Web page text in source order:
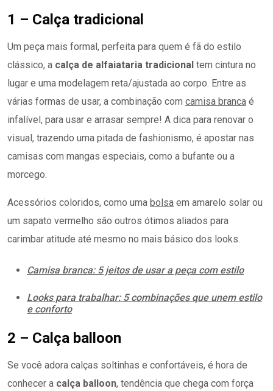
1 – Calça tradicional
Um peça mais formal, perfeita para quem é fã do estilo
clássico, a calça de alfaiataria tradicional tem cintura no
lugar e uma modelagem reta/ajustada ao corpo. Entre as
várias formas de usar, a combinação com camisa branca é
infalível, para usar e arrasar sempre! A dica para renovar o
visual, trazendo uma pitada de fashionismo, é apostar nas
camisas com mangas especiais, como a bufante ou a
morcego.
Acessórios coloridos, como uma bolsa em amarelo solar ou
um sapato vermelho são outros ótimos aliados para
carimbar atitude até mesmo no mais básico dos looks.
Camisa branca: 5 jeitos de usar a peça com estilo
Looks para trabalhar: 5 combinações que unem estilo
e conforto
2 – Calça balloon
Se você adora calças soltinhas e confortáveis, é hora de
conhecer a calça balloon, tendência que chega com força